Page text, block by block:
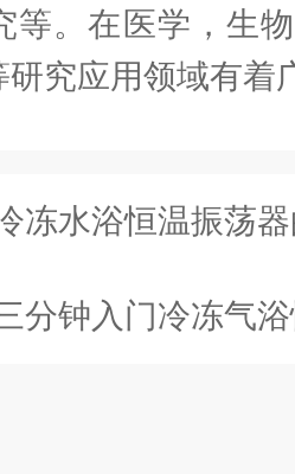
等。在医学，生
究应用领域有着
冻水浴恒温振荡器的优
分钟入门冷冻气